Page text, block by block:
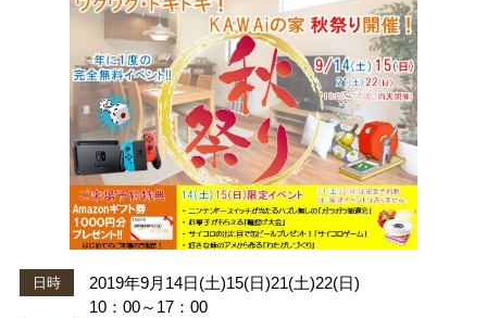
日時
2019年9月14日(土)15(日)21(土)22(日)
10：00～17：00